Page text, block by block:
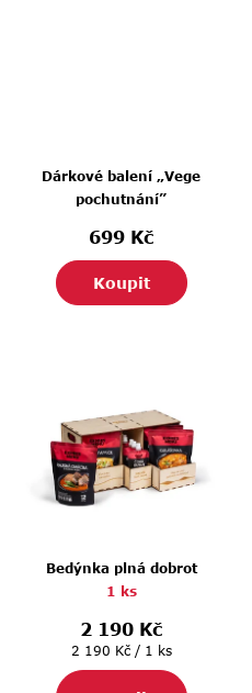
Dárkové balení „Vege
pochutnání”
699 Kč
Koupit
Bedýnka plná dobrot
1 ks
2 190 Kč
Měrná
2 190 Kč / 1 ks